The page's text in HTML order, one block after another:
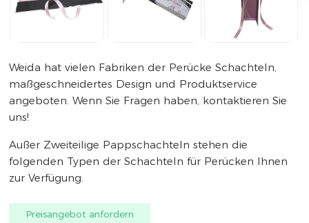
Weida hat vielen Fabriken der Perücke Schachteln,
maßgeschneidertes Design und Produktservice
angeboten. Wenn Sie Fragen haben, kontaktieren Sie
uns!
Außer Zweiteilige Pappschachteln stehen die
folgenden Typen der Schachteln für Perücken Ihnen
zur Verfügung.
Preisangebot anfordern